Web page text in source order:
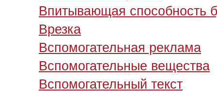
Впитывающая способность
Врезка
Вспомогательная реклама
Вспомогательные вещества
Вспомогательный текст